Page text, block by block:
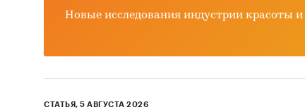
Россия
Новые исследования индустрии красоты и
СТАТЬЯ, 5 АВГУСТА 2026